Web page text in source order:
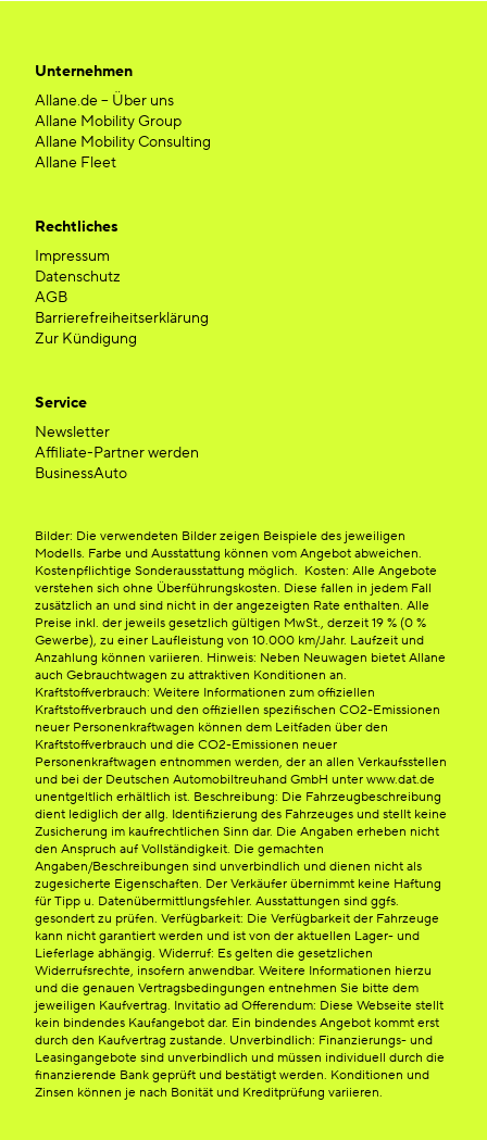
Unternehmen
Allane.de – Über uns
Allane Mobility Group
Allane Mobility Consulting
Allane Fleet
Rechtliches
Impressum
Datenschutz
AGB
Barrierefreiheitserklärung
Zur Kündigung
Service
Newsletter
Affiliate-Partner werden
BusinessAuto
Bilder: Die verwendeten Bilder zeigen Beispiele des jeweiligen
Modells. Farbe und Ausstattung können vom Angebot abweichen.
Kostenpflichtige Sonderausstattung möglich. Kosten: Alle Angebote
verstehen sich ohne Überführungskosten. Diese fallen in jedem Fall
zusätzlich an und sind nicht in der angezeigten Rate enthalten. Alle
Preise inkl. der jeweils gesetzlich gültigen MwSt., derzeit 19 % (0 %
Gewerbe), zu einer Laufleistung von 10.000 km/Jahr. Laufzeit und
Anzahlung können variieren. Hinweis: Neben Neuwagen bietet Allane
auch Gebrauchtwagen zu attraktiven Konditionen an.
Kraftstoffverbrauch: Weitere Informationen zum offiziellen
Kraftstoffverbrauch und den offiziellen spezifischen CO2-Emissionen
neuer Personenkraftwagen können dem Leitfaden über den
Kraftstoffverbrauch und die CO2-Emissionen neuer
Personenkraftwagen entnommen werden, der an allen Verkaufsstellen
und bei der Deutschen Automobiltreuhand GmbH unter www.dat.de
unentgeltlich erhältlich ist. Beschreibung: Die Fahrzeugbeschreibung
dient lediglich der allg. Identifizierung des Fahrzeuges und stellt keine
Zusicherung im kaufrechtlichen Sinn dar. Die Angaben erheben nicht
den Anspruch auf Vollständigkeit. Die gemachten
Angaben/Beschreibungen sind unverbindlich und dienen nicht als
zugesicherte Eigenschaften. Der Verkäufer übernimmt keine Haftung
für Tipp u. Datenübermittlungsfehler. Ausstattungen sind ggfs.
gesondert zu prüfen. Verfügbarkeit: Die Verfügbarkeit der Fahrzeuge
kann nicht garantiert werden und ist von der aktuellen Lager- und
Lieferlage abhängig. Widerruf: Es gelten die gesetzlichen
Widerrufsrechte, insofern anwendbar. Weitere Informationen hierzu
und die genauen Vertragsbedingungen entnehmen Sie bitte dem
jeweiligen Kaufvertrag. Invitatio ad Offerendum: Diese Webseite stellt
kein bindendes Kaufangebot dar. Ein bindendes Angebot kommt erst
durch den Kaufvertrag zustande. Unverbindlich: Finanzierungs- und
Leasingangebote sind unverbindlich und müssen individuell durch die
finanzierende Bank geprüft und bestätigt werden. Konditionen und
Zinsen können je nach Bonität und Kreditprüfung variieren.